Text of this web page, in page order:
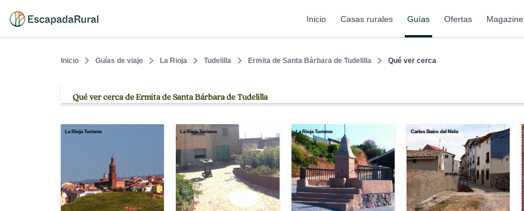
Inicio Casas rurales Guías Ofertas Magazine
Inicio Guías de viaje La Rioja Tudelilla Ermita de Santa Bárbara de Tudelilla Qué ver cerca
Qué ver cerca de Ermita de Santa Bárbara de Tudelilla
La Rioja Turismo La Rioja Turismo La Rioja Turismo Carlos Sieiro del Nido